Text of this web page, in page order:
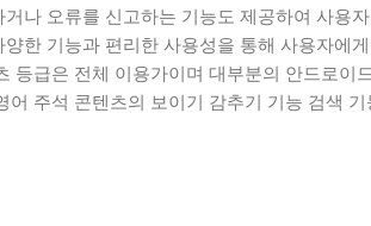
나 오류를 신고하는 기능도 제공하여 사용
한 기능과 편리한 사용성을 통해 사용자에
등급은 전체 이용가이며 대부분의 안드로이
어 주석 콘텐츠의 보이기 감추기 기능 검색